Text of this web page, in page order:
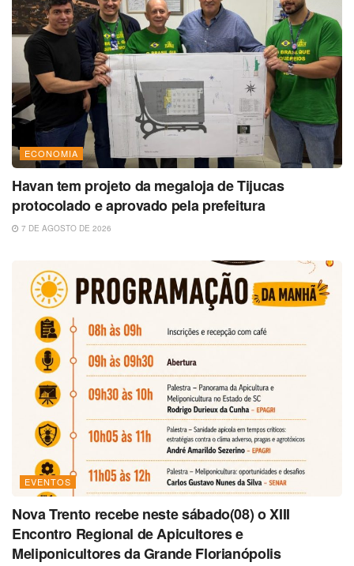
ECONOMIA
Havan tem projeto da megaloja de Tijucas
protocolado e aprovado pela prefeitura
7 DE AGOSTO DE 2026
EVENTOS
Nova Trento recebe neste sábado(08) o XIII
Encontro Regional de Apicultores e
Meliponicultores da Grande Florianópolis